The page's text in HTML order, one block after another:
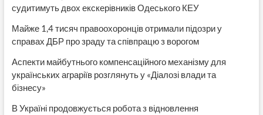
судитимуть двох екскерівників Одеського КЕУ
Майже 1,4 тисяч правоохоронців отримали підозри у
справах ДБР про зраду та співпрацю з ворогом
Аспекти майбутнього компенсаційного механізму для
українських аграріїв розглянуть у «Діалозі влади та
бізнесу»
В Україні продовжується робота з відновлення